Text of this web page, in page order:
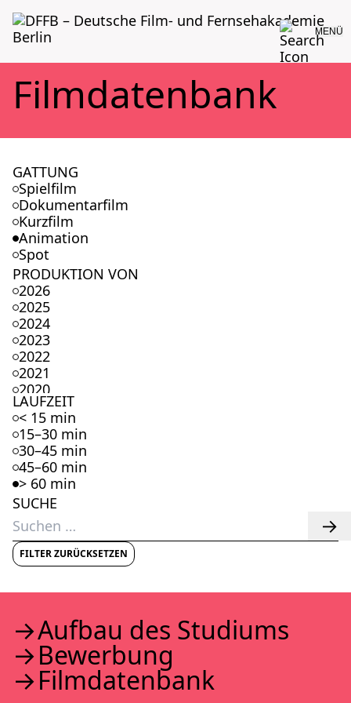
MENÜ
Film­da­ten­bank
GATTUNG
Spielfilm
Dokumentarfilm
Kurzfilm
Animation
Spot
PRODUKTION VON
2026
2025
2024
2023
2022
2021
2020
2019
2018
2017
2016
2015
2014
2013
2012
2011
2010
2009
2006
2005
2004
2003
2002
LAUFZEIT
< 15 min
15–30 min
30–45 min
45–60 min
> 60 min
SUCHE
Suchen
nach:
FILTER ZURÜCKSETZEN
Auf­bau des Stu­di­ums
Bewer­bung
Film­da­ten­bank